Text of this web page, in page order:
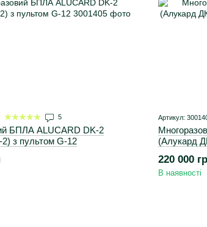
5
БПЛА ALUCARD DK-2
з пультом G-12
Артикул:
(Алукард
220 000
В наявності